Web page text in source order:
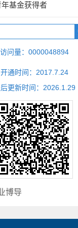
基金获得者
访问量： 0000048894
开通时间： 2017 7 24
更新时间： 2026 1 29
博导